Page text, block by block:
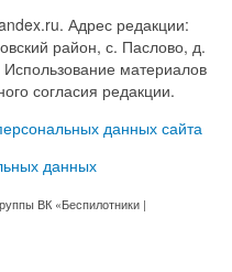
Адрес редакции:
район, с. Паслово, д.
материалов
согласия редакции.
данных сайта
данных
ВК «Беспилотники |